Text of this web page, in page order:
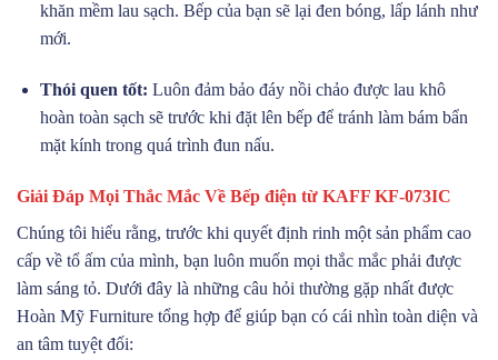
khăn mềm lau sạch. Bếp của bạn sẽ lại đen bóng, lấp lánh như
mới.
Thói quen tốt: Luôn đảm bảo đáy nồi chảo được lau khô
hoàn toàn sạch sẽ trước khi đặt lên bếp để tránh làm bám bẩn
mặt kính trong quá trình đun nấu.
Giải Đáp Mọi Thắc Mắc Về Bếp điện từ KAFF KF-073IC
Chúng tôi hiểu rằng, trước khi quyết định rinh một sản phẩm cao
cấp về tổ ấm của mình, bạn luôn muốn mọi thắc mắc phải được
làm sáng tỏ. Dưới đây là những câu hỏi thường gặp nhất được
Hoàn Mỹ Furniture tổng hợp để giúp bạn có cái nhìn toàn diện và
an tâm tuyệt đối: